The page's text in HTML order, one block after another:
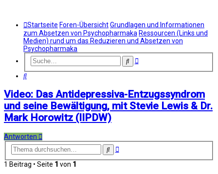
Startseite Foren-ÜbersichtGrundlagen und Informationen
zum Absetzen von Psychopharmaka Ressourcen (Links und
Medien) rund um das Reduzieren und Absetzen von
Psychopharmaka
SucheErweiterte
Suche
Video: Das Antidepressiva-Entzugssyndrom
und seine Bewältigung, mit Stevie Lewis & Dr.
Mark Horowitz (IIPDW)
Antworten
SucheErweiterte
1 Beitrag • Seite 1 von 1